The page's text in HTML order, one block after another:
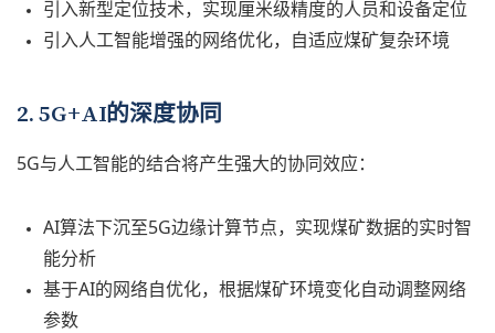
引入新型定位技术，实现厘米级精度的人员和设备定位
引入人工智能增强的网络优化，自适应煤矿复杂环境
2. 5G+AI的深度协同
5G与人工智能的结合将产生强大的协同效应：
AI算法下沉至5G边缘计算节点，实现煤矿数据的实时智
能分析
基于AI的网络自优化，根据煤矿环境变化自动调整网络
参数